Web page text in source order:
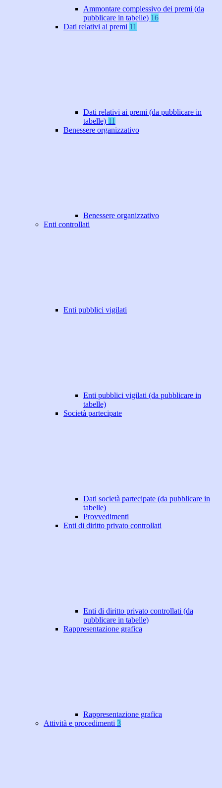
Ammontare complessivo dei premi (da
pubblicare in tabelle) 16
Dati relativi ai premi 11
Dati relativi ai premi (da pubblicare in
tabelle) 11
Benessere organizzativo
Benessere organizzativo
Enti controllati
Enti pubblici vigilati
Enti pubblici vigilati (da pubblicare in
tabelle)
Società partecipate
Dati società partecipate (da pubblicare in
tabelle)
Provvedimenti
Enti di diritto privato controllati
Enti di diritto privato controllati (da
pubblicare in tabelle)
Rappresentazione grafica
Rappresentazione grafica
Attività e procedimenti 3